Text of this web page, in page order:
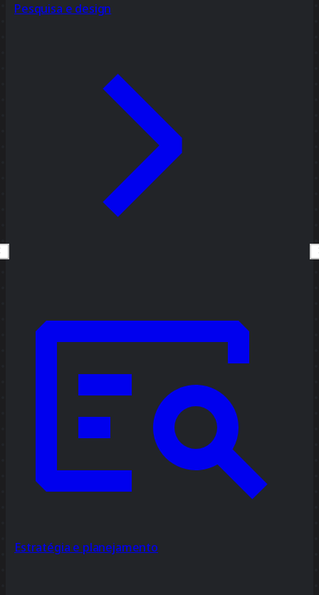
Pesquisa e design
Estratégia e planejamento